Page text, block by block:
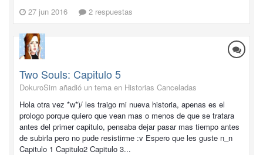
27 jun 2016
2 respuestas
Two Souls: Capitulo 5
DokuroSim añadió un tema en Historias Canceladas
Hola otra vez *w*)/ les traigo mi nueva historia, apenas es el
prologo porque quiero que vean mas o menos de que se tratara
antes del primer capitulo, pensaba dejar pasar mas tiempo antes
de subirla pero no pude resistirme :v Espero que les guste n_n
Capitulo 1 Capitulo2 Capitulo 3...